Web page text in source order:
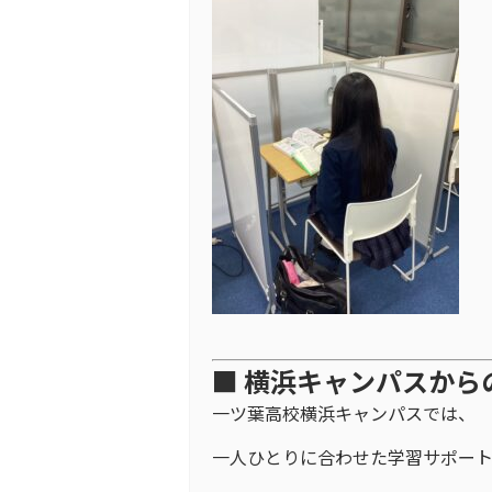
■ 横浜キャンパスから
一ツ葉高校横浜キャンパスでは、
一人ひとりに合わせた学習サポート